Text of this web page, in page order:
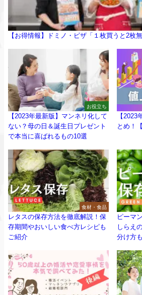
【お得情報】ドミノ・ピザ「１枚買うと2枚
お役立ち
【2023年最新版】マンネリ化して
ない？母の日＆誕生日プレゼント
で本当に喜ばれるもの10選
【2023
とめ！
食材・食品
レタスの保存方法を徹底解説！保
存期間やおいしい食べ方レシピも
ご紹介
ピーマ
しらえ
分け方も